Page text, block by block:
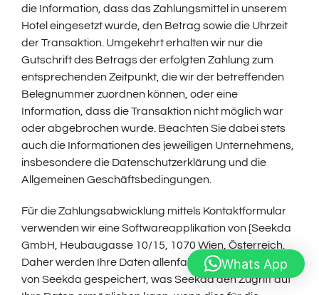
die Information, dass das Zahlungsmittel in unserem
Hotel eingesetzt wurde, den Betrag sowie die Uhrzeit
der Transaktion. Umgekehrt erhalten wir nur die
Gutschrift des Betrags der erfolgten Zahlung zum
entsprechenden Zeitpunkt, die wir der betreffenden
Belegnummer zuordnen können, oder eine
Information, dass die Transaktion nicht möglich war
oder abgebrochen wurde. Beachten Sie dabei stets
auch die Informationen des jeweiligen Unternehmens,
insbesondere die Datenschutzerklärung und die
Allgemeinen Geschäftsbedingungen.
Für die Zahlungsabwicklung mittels Kontaktformular
verwenden wir eine Softwareapplikation von [Seekda
GmbH, Heubaugasse 10/15, 1070 Wien, Österreich.
Daher werden Ihre Daten allenfalls in einer Datenbank
von Seekda gespeichert, was Seekda den Zugriff auf
Whats App